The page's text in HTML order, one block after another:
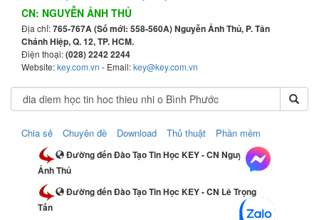
CN: NGUYỄN ẢNH THỦ
Địa chỉ:765-767A (Số mới: 558-560A) Nguyễn Ảnh Thủ, P. Tân
Chánh Hiệp, Q. 12, TP. HCM.
Điện thoại:(028) 2242 2244
Website:key.com.vn - Email:key@key.com.vn
Chia sẻ Chuyên đề Download Thủ thuật Phần mềm
Đường đến Đào Tạo Tin Học KEY - CN Nguyễn
Ảnh Thủ
Đường đến Đào Tạo Tin Học KEY - CN Lê Trọng
Tấn